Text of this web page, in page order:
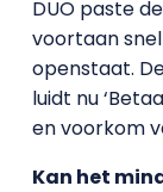
DUO paste
voortaan
openstaat.
luidt nu
en voorkom
Kan het